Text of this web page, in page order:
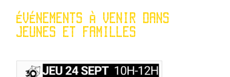
ÉVÉNEMENTS À VENIR DANS
JEUNES ET FAMILLES